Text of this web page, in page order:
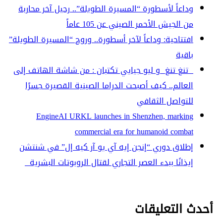
وداعاً لأسطورة “المسيرة الطويلة”.. رحيل آخر محاربة
من الجيش الأحمر الصيني عن 105 عاماً
افتتاحية: وداعاً لآخر أسطورة.. وروح “المسيرة الطويلة”
باقية
تنغ تنغ و ليو جيايي تكتبان : من شاشة الهاتف إلى
العالم.. كيف أصبحت الدراما الصينية القصيرة جسرًا
للتواصل الثقافي
EngineAI URKL launches in Shenzhen, marking
commercial era for humanoid combat
إطلاق دوري “إنجن إيه آي يو آر كيه إل” في شنتشن
إيذانًا ببدء العصر التجاري لقتال الروبوتات البشرية
أحدث التعليقات